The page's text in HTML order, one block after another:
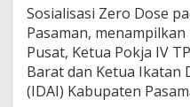
Sosialisasi Zero Dose
Pasaman,
Pusat, Ketua Pokja IV
Barat dan Ketua Ikatan
(IDAI) Kabupaten